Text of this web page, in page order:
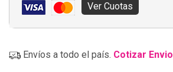
Ver Cuotas
Envíos a todo el país. Cotizar Envio